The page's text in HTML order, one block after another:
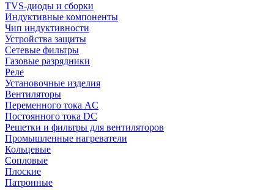
TVS-диоды и сборки
Индуктивные компоненты
Чип индуктивности
Устройства защиты
Сетевые фильтры
Газовые разрядники
Реле
Установочные изделия
Вентиляторы
Переменного тока AC
Постоянного тока DC
Решетки и фильтры для вентиляторов
Промышленные нагреватели
Кольцевые
Сопловые
Плоские
Патронные